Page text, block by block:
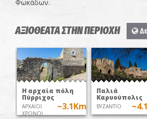
Φωκάδων.
ΑΞΙΟΘΕΑΤΑ ΣΤΗΝ ΠΕΡΙΟΧΗ
Η αρχαία πόλη
Πύρριχος
ΑΡΧΑΙΟΙ
ΧΡΟΝΟΙ
~3.1Km
Παλιά
Καρυούπολις
ΒΥΖΑΝΤΙΟ